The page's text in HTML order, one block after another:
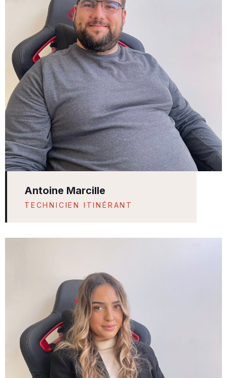
Antoine Marcille
TECHNICIEN ITINÉRANT